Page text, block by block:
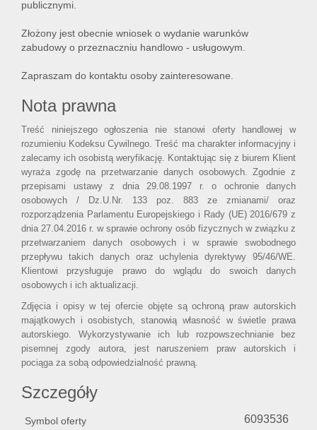
publicznymi.
Złożony jest obecnie wniosek o wydanie warunków
zabudowy o przeznaczniu handlowo - usługowym.
Zapraszam do kontaktu osoby zainteresowane.
Nota prawna
Treść niniejszego ogłoszenia nie stanowi oferty handlowej w
rozumieniu Kodeksu Cywilnego. Treść ma charakter informacyjny i
zalecamy ich osobistą weryfikację. Kontaktując się z biurem Klient
wyraża zgodę na przetwarzanie danych osobowych. Zgodnie z
przepisami ustawy z dnia 29.08.1997 r. o ochronie danych
osobowych / Dz.U.Nr. 133 poz. 883 ze zmianami/ oraz
rozporządzenia Parlamentu Europejskiego i Rady (UE) 2016/679 z
dnia 27.04.2016 r. w sprawie ochrony osób fizycznych w związku z
przetwarzaniem danych osobowych i w sprawie swobodnego
przepływu takich danych oraz uchylenia dyrektywy 95/46/WE.
Klientowi przysługuje prawo do wglądu do swoich danych
osobowych i ich aktualizacji.
Zdjęcia i opisy w tej ofercie objęte są ochroną praw autorskich
majątkowych i osobistych, stanowią własność w świetle prawa
autorskiego. Wykorzystywanie ich lub rozpowszechnianie bez
pisemnej zgody autora, jest naruszeniem praw autorskich i
pociąga za sobą odpowiedzialność prawną.
Szczegóły
Symbol oferty 6093536